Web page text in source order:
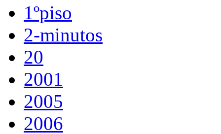
1ºpiso
2-minutos
20
2001
2005
2006